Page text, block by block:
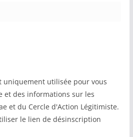
uniquement utilisée pour vous
et des informations sur les
et du Cercle d'Action Légitimiste.
le lien de désinscription